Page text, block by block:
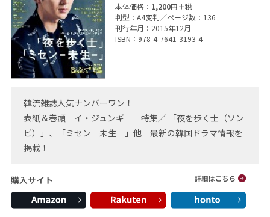
本体価格： 1,200円＋税
判型：A4変判／ページ数：136
刊行年月：2015年12月
ISBN：978-4-7641-3193-4
韓流雑誌人気ナンバーワン！
表紙＆巻頭 イ・ジュンギ 特集／ 「夜を歩く士（ソン
ビ）」、「ミセン－未生－」他 最新の韓国ドラマ情報を
掲載！
購入サイト